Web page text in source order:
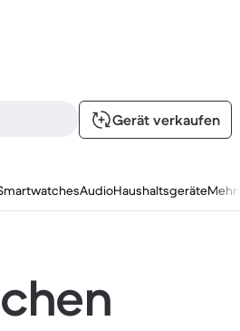
Gerät verkaufen
AudioHaushaltsgeräteMehr